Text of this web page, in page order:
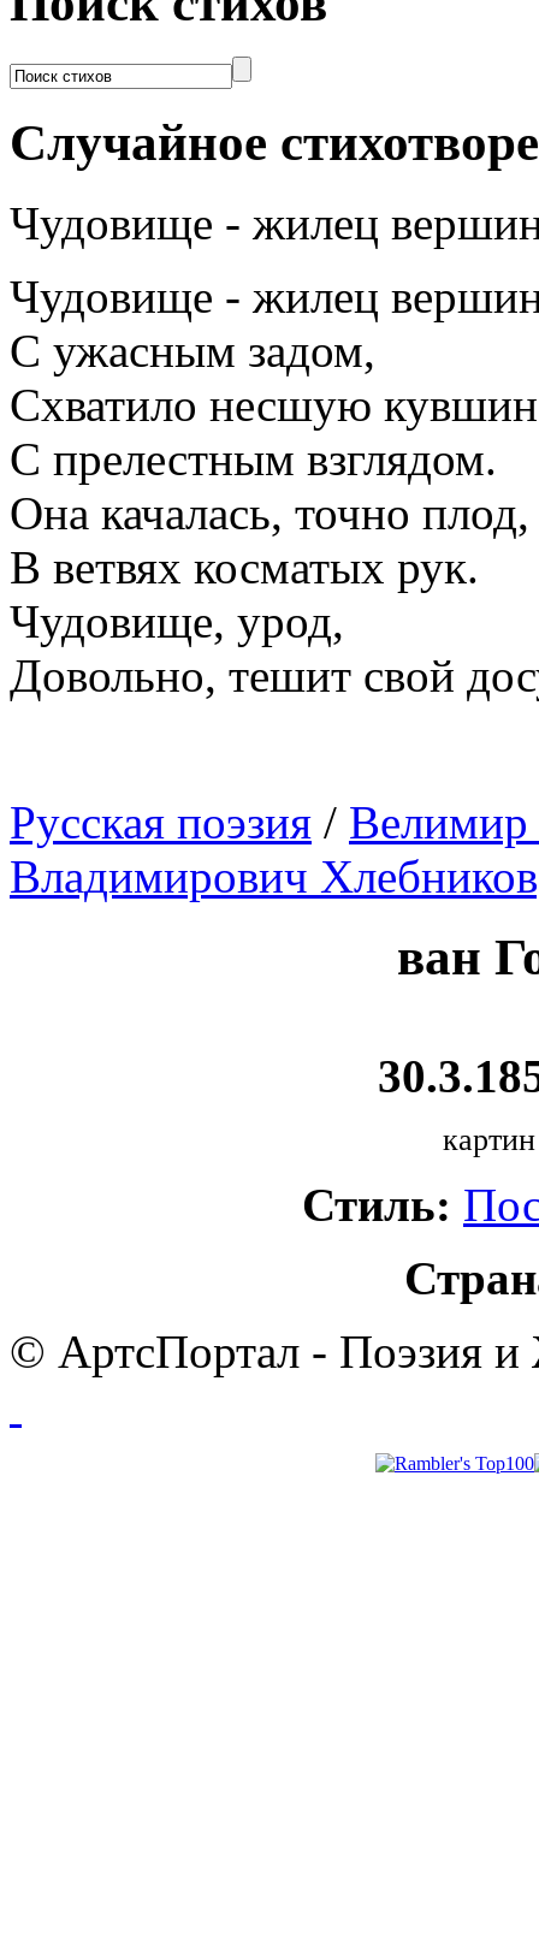
Случайное
Чудовище - жилец
Чудовище - жилец
С ужасным задом,
Схватило несшую
С прелестным взглядом.
Она качалась, точно плод,
В ветвях косматых рук.
Чудовище, урод,
Довольно, тешит свой
Русская поэзия / Велимир
Владимирович
ван
Стиль:
© АртсПортал - Поэзия